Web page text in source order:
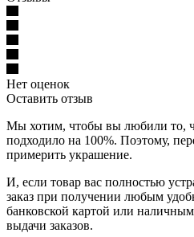
Нет оценок
Оставить отзыв
Мы хотим, чтобы вы любили то,
подходило на 100%. Поэтому,
примерить украшение.
И, если товар вас полностью
заказ при получении любым
банковской картой или
выдачи заказов.